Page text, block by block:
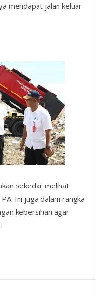
mendapat jalan keluar
sekedar melihat
Ini juga dalam rangka
kebersihan agar